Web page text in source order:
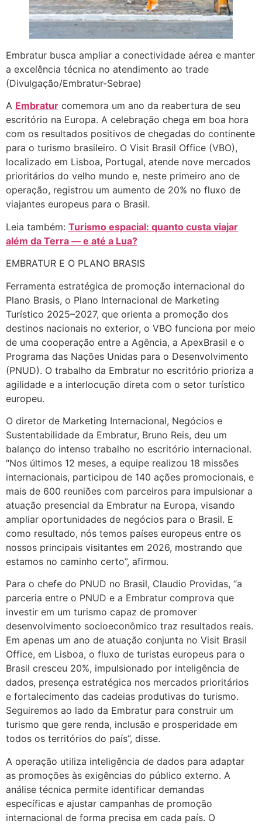
Embratur busca ampliar a conectividade aérea e manter
a excelência técnica no atendimento ao trade
(Divulgação/Embratur-Sebrae)
A Embratur comemora um ano da reabertura de seu
escritório na Europa. A celebração chega em boa hora
com os resultados positivos de chegadas do continente
para o turismo brasileiro. O Visit Brasil Office (VBO),
localizado em Lisboa, Portugal, atende nove mercados
prioritários do velho mundo e, neste primeiro ano de
operação, registrou um aumento de 20% no fluxo de
viajantes europeus para o Brasil.
Leia também: Turismo espacial: quanto custa viajar
além da Terra — e até a Lua?
EMBRATUR E O PLANO BRASIS
Ferramenta estratégica de promoção internacional do
Plano Brasis, o Plano Internacional de Marketing
Turístico 2025–2027, que orienta a promoção dos
destinos nacionais no exterior, o VBO funciona por meio
de uma cooperação entre a Agência, a ApexBrasil e o
Programa das Nações Unidas para o Desenvolvimento
(PNUD). O trabalho da Embratur no escritório prioriza a
agilidade e a interlocução direta com o setor turístico
europeu.
O diretor de Marketing Internacional, Negócios e
Sustentabilidade da Embratur, Bruno Reis, deu um
balanço do intenso trabalho no escritório internacional.
“Nos últimos 12 meses, a equipe realizou 18 missões
internacionais, participou de 140 ações promocionais, e
mais de 600 reuniões com parceiros para impulsionar a
atuação presencial da Embratur na Europa, visando
ampliar oportunidades de negócios para o Brasil. E
como resultado, nós temos países europeus entre os
nossos principais visitantes em 2026, mostrando que
estamos no caminho certo”, afirmou.
Para o chefe do PNUD no Brasil, Claudio Providas, “a
parceria entre o PNUD e a Embratur comprova que
investir em um turismo capaz de promover
desenvolvimento socioeconômico traz resultados reais.
Em apenas um ano de atuação conjunta no Visit Brasil
Office, em Lisboa, o fluxo de turistas europeus para o
Brasil cresceu 20%, impulsionado por inteligência de
dados, presença estratégica nos mercados prioritários
e fortalecimento das cadeias produtivas do turismo.
Seguiremos ao lado da Embratur para construir um
turismo que gere renda, inclusão e prosperidade em
todos os territórios do país”, disse.
A operação utiliza inteligência de dados para adaptar
as promoções às exigências do público externo. A
análise técnica permite identificar demandas
específicas e ajustar campanhas de promoção
internacional de forma precisa em cada país. O